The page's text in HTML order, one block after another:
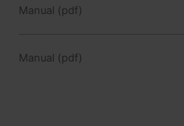
Manual (pdf)
Manual (pdf)